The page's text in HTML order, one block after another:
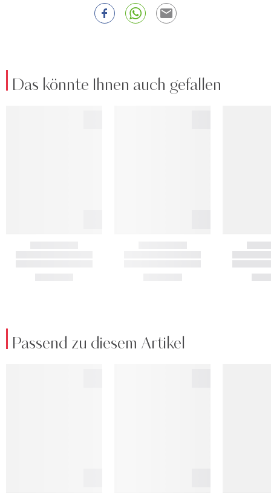
Das könnte Ihnen auch gefallen
Passend zu diesem Artikel